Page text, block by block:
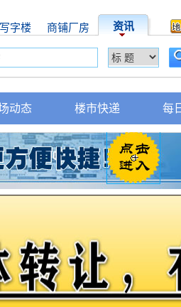
写字楼 商铺厂房 资讯
动态 楼市快递 每